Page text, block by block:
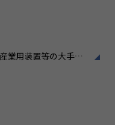
業用装置等の大手メ
、及び解析業務など